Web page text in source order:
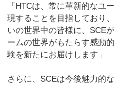
「HTCは、常に革新的なユ
現することを目指しており
いの世界中の皆様に、SCE
ームの世界がもたらす感動
験を新たにお届けします」
さらに、SCEは今後魅力的